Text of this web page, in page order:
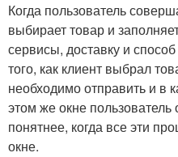
Когда пользователь
выбирает товар и
сервисы, доставку и
того, как клиент выбрал
необходимо отправить и в
этом же окне пользователь
понятнее, когда все эти
окне.